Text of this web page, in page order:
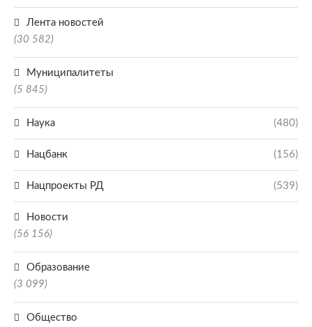
Лента новостей
(30 582)
Муниципалитеты
(5 845)
Наука (480)
Нацбанк (156)
Нацпроекты РД (539)
Новости
(56 156)
Образование
(3 099)
Общество